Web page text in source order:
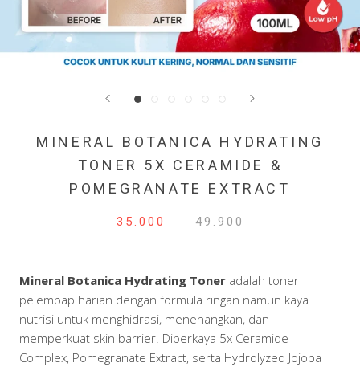
MINERAL BOTANICA HYDRATING
TONER 5X CERAMIDE &
POMEGRANATE EXTRACT
35.000 49.900
Mineral Botanica Hydrating Toner adalah toner
pelembap harian dengan formula ringan namun kaya
nutrisi untuk menghidrasi, menenangkan, dan
memperkuat skin barrier. Diperkaya 5x Ceramide
Complex, Pomegranate Extract, serta Hydrolyzed Jojoba